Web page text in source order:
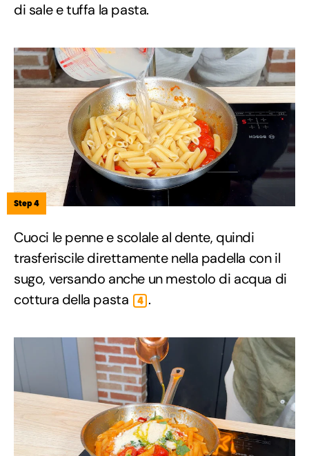
di sale e tuffa la pasta.
Step 4
Cuoci le penne e scolale al dente, quindi
trasferiscile direttamente nella padella con il
sugo, versando anche un mestolo di acqua di
cottura della pasta
4 .